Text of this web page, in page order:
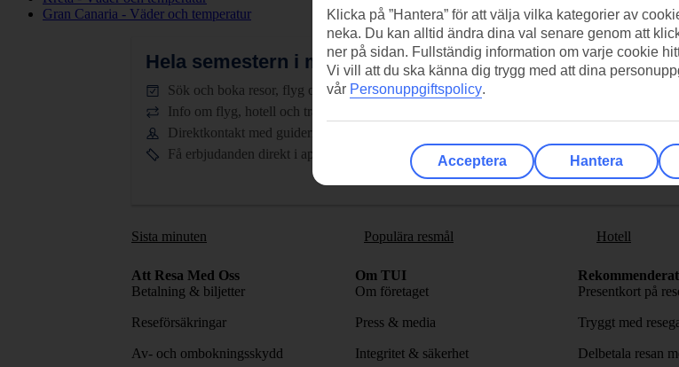
Gran Canaria - Väder och temperatur
Hela semestern i mobilen.Ladda ner TUI-appen idag!
Sök och boka resor, flyg och hotell
Info om flyg, hotell och transfer
Direktkontakt med guiderna dygnet runt
Få erbjudanden direkt i appen
Scanna QR-koden med din
Sista minuten Populära resmål Hotell
Att Resa Med Oss
Betalning & biljetter
Reseförsäkringar
Av- och ombokningsskydd
Om TUI
Om företaget
Press & media
Integritet & säkerhet
Rekommenderat
Presentkort på
Tryggt med
Delbetala resan
Klicka på ”Hantera” för att välja vilka kategorier av
neka. Du kan alltid ändra dina val senare genom att
ner på sidan. Fullständig information om varje cookie
Vi vill att du ska känna dig trygg med att dina
vår Personuppgiftspolicy.
Acceptera Hantera